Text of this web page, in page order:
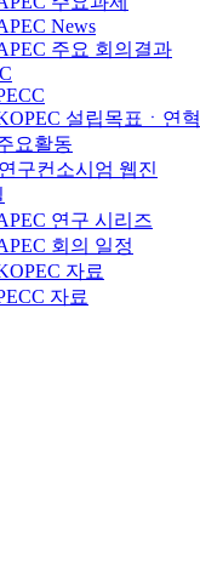
News
주요 회의결과
설립목표ㆍ연혁
요활동
구컨소시엄 웹진
연구 시리즈
회의 일정
자료
자료